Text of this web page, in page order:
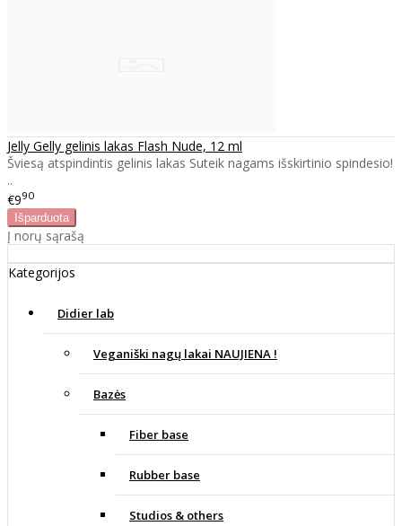
Jelly Gelly gelinis lakas Flash Nude, 12 ml
Šviesą atspindintis gelinis lakas Suteik nagams išskirtinio spindesio!
..
€990
Į norų sąrašą
Kategorijos
Didier lab
Veganiški nagų lakai NAUJIENA !
Bazės
Fiber base
Rubber base
Studios & others